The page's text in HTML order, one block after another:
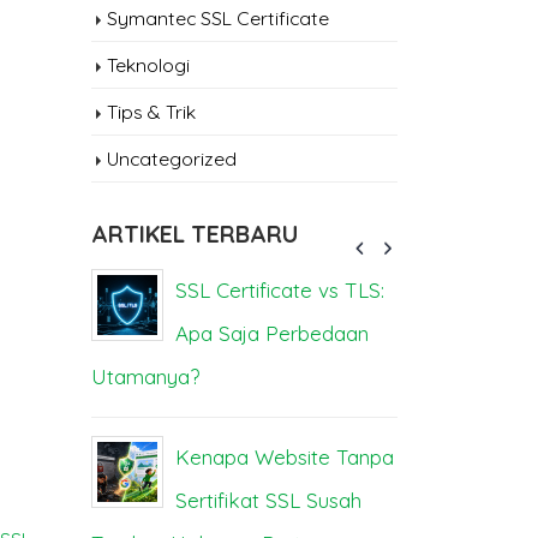
Symantec SSL Certificate
Teknologi
Tips & Trik
Uncategorized
ARTIKEL TERBARU
SSL Certificate vs TLS:
Apa Saja Perbedaan
Utamanya?
Kenapa Website Tanpa
Sertifikat SSL Susah